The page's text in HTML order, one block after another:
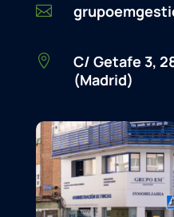


C/ Getafe 3,
(Madrid)